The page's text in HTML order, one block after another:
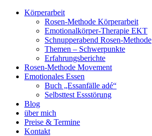
Körperarbeit
Rosen-Methode Körperarbeit
Emotionalkörper-Therapie EKT
Schnupperabend Rosen-Methode
Themen – Schwerpunkte
Erfahrungsberichte
Rosen-Methode Movement
Emotionales Essen
Buch „Essanfälle adé“
Selbsttest Essstörung
Blog
über mich
Preise & Termine
Kontakt